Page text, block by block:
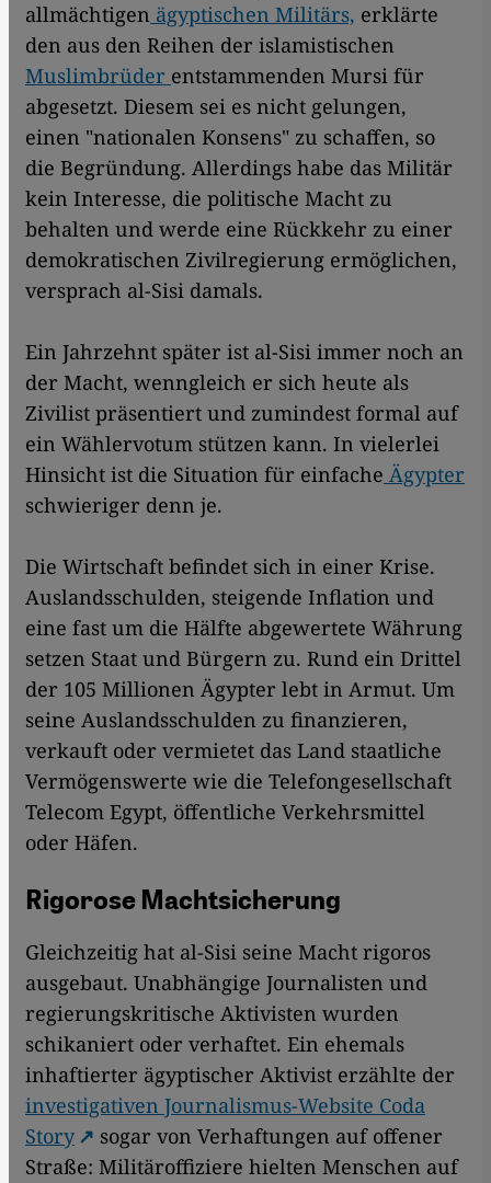
allmächtigen ägyptischen Militärs, erklärte
den aus den Reihen der islamistischen
Muslimbrüder entstammenden Mursi für
abgesetzt. Diesem sei es nicht gelungen,
einen "nationalen Konsens" zu schaffen, so
die Begründung. Allerdings habe das Militär
kein Interesse, die politische Macht zu
behalten und werde eine Rückkehr zu einer
demokratischen Zivilregierung ermöglichen,
versprach al-Sisi damals.
Ein Jahrzehnt später ist al-Sisi immer noch an
der Macht, wenngleich er sich heute als
Zivilist präsentiert und zumindest formal auf
ein Wählervotum stützen kann. In vielerlei
Hinsicht ist die Situation für einfache Ägypter
schwieriger denn je.
Die Wirtschaft befindet sich in einer Krise.
Auslandsschulden, steigende Inflation und
eine fast um die Hälfte abgewertete Währung
setzen Staat und Bürgern zu. Rund ein Drittel
der 105 Millionen Ägypter lebt in Armut. Um
seine Auslandsschulden zu finanzieren,
verkauft oder vermietet das Land staatliche
Vermögenswerte wie die Telefongesellschaft
Telecom Egypt, öffentliche Verkehrsmittel
oder Häfen.
Rigorose Machtsicherung
Gleichzeitig hat al-Sisi seine Macht rigoros
ausgebaut. Unabhängige Journalisten und
regierungskritische Aktivisten wurden
schikaniert oder verhaftet. Ein ehemals
inhaftierter ägyptischer Aktivist erzählte der
investigativen Journalismus-Website Coda
Story
sogar von Verhaftungen auf offener
Straße: Militäroffiziere hielten Menschen auf